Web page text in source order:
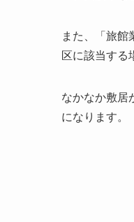
また、「旅館
区に該当する
なかなか敷居
になります。